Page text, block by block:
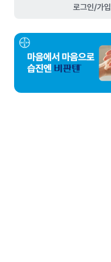
로그인/가입